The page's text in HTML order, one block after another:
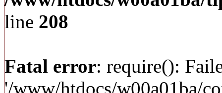
line 208
Fatal error: require():
'/www/htdocs/w00a01ba/